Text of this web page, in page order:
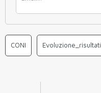
CONI Evoluzione_risultati